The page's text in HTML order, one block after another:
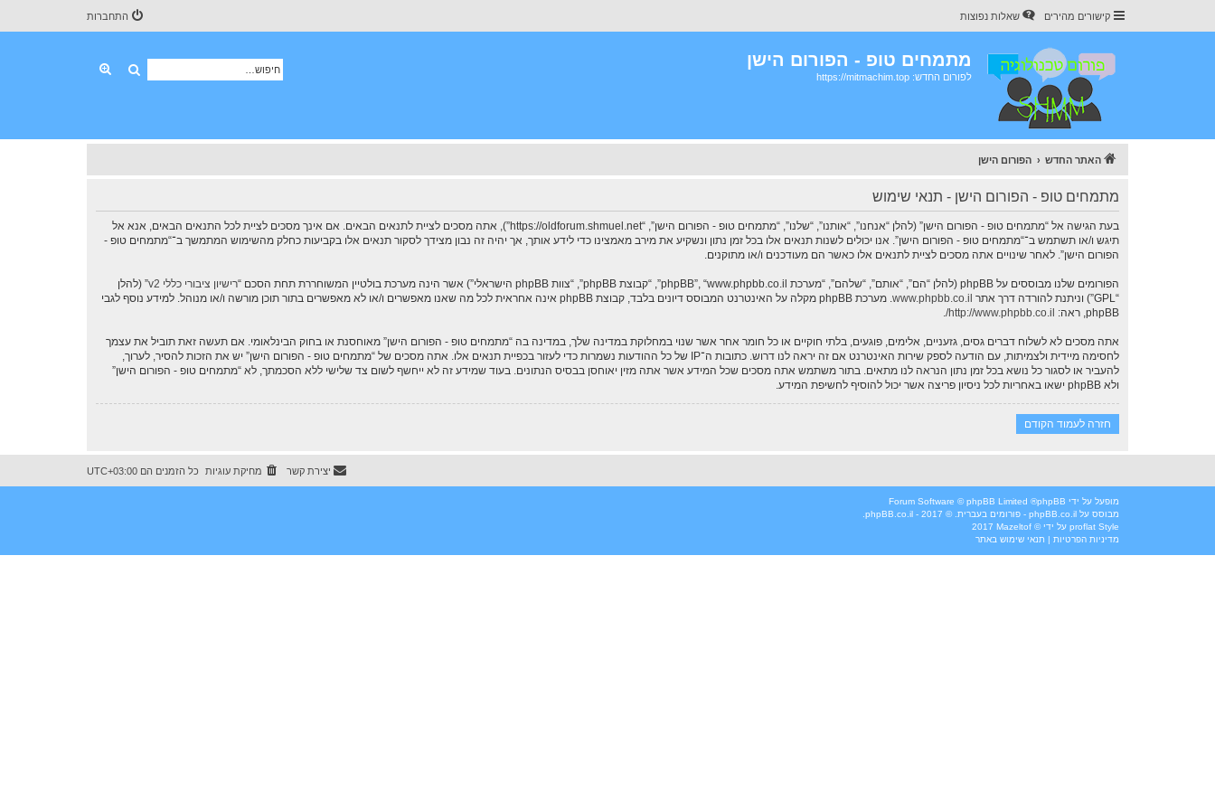
קישורים מהירים שאלות נפוצות התחברות
מתמחים טופ - הפורום הישן
לפורום החדש: https://mitmachim.top חיפוש
האתר החדש הפורום הישן
מתמחים טופ - הפורום הישן - תנאי שימוש
בעת הגישה אל “מתמחים טופ - הפורום הישן” (להלן “אנחנו”, “אותנו”, “שלנו”, “מתמחים טופ - הפורום הישן”, “https://oldforum.shmuel.net”), אתה מסכים לציית לתנאים הבאים. אם אינך מסכים לציית לכל התנאים הבאים, אנא אל
תיגש ו/או תשתמש ב־“מתמחים טופ - הפורום הישן”. אנו יכולים לשנות תנאים אלו בכל זמן נתון ונשקיע את מירב מאמצינו כדי לידע אותך, אך יהיה זה נבון מצידך לסקור תנאים אלו בקביעות כחלק מהשימוש המתמשך ב־“מתמחים טופ -
הפורום הישן”. לאחר שינויים אתה מסכים לציית לתנאים אלו כאשר הם מעודכנים ו/או מתוקנים.
הפורומים שלנו מבוססים על phpBB (להלן “הם”, “אותם”, “שלהם”, “מערכת phpBB”, “www.phpbb.co.il”, “קבוצת phpBB”, “צוות phpBB הישראלי”) אשר הינה מערכת בולטיין המשוחררת תחת הסכם “ רישיון ציבורי כללי v2
” (להלן
“GPL”) וניתנת להורדה דרך אתר
www.phpbb.co.il
. מערכת phpBB מקלה על האינטרנט המבוסס דיונים בלבד, קבוצת phpBB אינה אחראית לכל מה שאנו מאפשרים ו/או לא מאפשרים בתור תוכן מורשה ו/או מנוהל. למידע נוסף לגבי
phpBB, ראה:
http://www.phpbb.co.il/
.
אתה מסכים לא לשלוח דברים גסים, גזעניים, אלימים, פוגעים, בלתי חוקיים או כל חומר אחר אשר שנוי במחלוקת במדינה שלך, במדינה בה “מתמחים טופ - הפורום הישן” מאוחסנת או בחוק הבינלאומי. אם תעשה זאת תוביל את עצמך
לחסימה מיידית ולצמיתות, עם הודעה לספק שירות האינטרנט אם זה יראה לנו דרוש. כתובות ה־IP של כל ההודעות נשמרות כדי לעזור בכפיית תנאים אלו. אתה מסכים של “מתמחים טופ - הפורום הישן” יש את הזכות להסיר, לערוך,
להעביר או לסגור כל נושא בכל זמן נתון הנראה לנו מתאים. בתור משתמש אתה מסכים שכל המידע אשר אתה מזין יאוחסן בבסיס הנתונים. בעוד שמידע זה לא ייחשף לשום צד שלישי ללא הסכמתך, לא “מתמחים טופ - הפורום הישן”
ולא phpBB ישאו באחריות לכל ניסיון פריצה אשר יכול להוסיף לחשיפת המידע.
חזרה לעמוד הקודם
כל הזמנים הם UTC+03:00 מחיקת עוגיות יצירת קשר
מופעל על ידי phpBB
® Forum Software © phpBB Limited
מבוסס על phpBB.co.il - פורומים בעברית
. © 2017 - phpBB.co.il.
Style
proflat על ידי © Mazeltof
מדיניות הפרטיות | תנאי שימוש באתר